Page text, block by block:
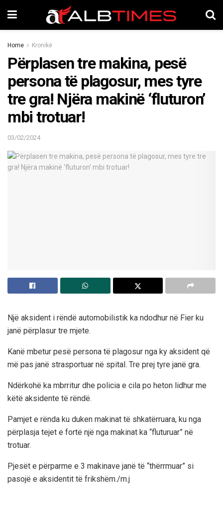
Home Kronikë
Përplasen tre makina, pesë
persona të plagosur, mes tyre
tre gra! Njëra makinë ‘fluturon’
mbi trotuar!
03/02/2024
Një aksident i rëndë automobilistik ka ndodhur në Fier ku
janë përplasur tre mjete.
Kanë mbetur pesë persona të plagosur nga ky aksident që
më pas janë strasportuar në spital. Tre prej tyre janë gra.
Ndërkohë ka mbrritur dhe policia e cila po heton lidhur me
këtë aksidente të rëndë.
Pamjet e rënda ku duken makinat të shkatërruara, ku nga
përplasja tejet e fortë një nga makinat ka “fluturuar” në
trotuar.
Pjesët e përparme e 3 makinave janë të “thërrmuar” si
pasojë e aksidentit të frikshëm./m.j